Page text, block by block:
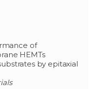
of
HEMTs
by epitaxial